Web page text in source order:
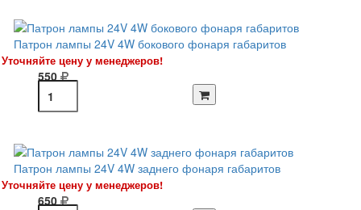
Патрон лампы 24V 4W бокового фонаря габаритов
Уточняйте цену у менеджеров!
550
Патрон лампы 24V 4W заднего фонаря габаритов
Уточняйте цену у менеджеров!
650